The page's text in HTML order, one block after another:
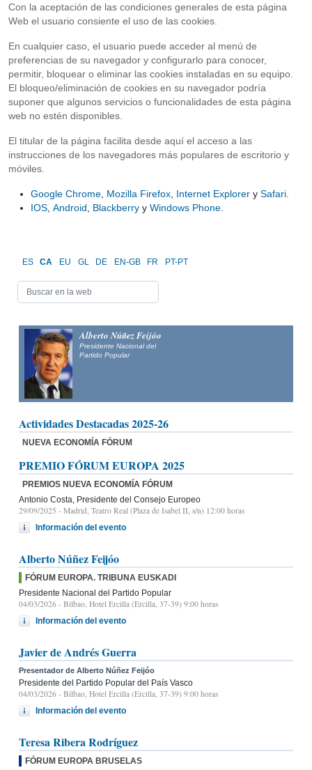
Con la aceptación de las condiciones generales de esta página
Web el usuario consiente el uso de las cookies.
En cualquier caso, el usuario puede acceder al menú de
preferencias de su navegador y configurarlo para conocer,
permitir, bloquear o eliminar las cookies instaladas en su equipo.
El bloqueo/eliminación de cookies en su navegador podría
suponer que algunos servicios o funcionalidades de esta página
web no estén disponibles.
El titular de la página facilita desde aquí el acceso a las
instrucciones de los navegadores más populares de escritorio y
móviles.
Google Chrome Mozilla Firefox Internet Explorer y Safari.
IOS Android Blackberry y Windows Phone
ES CA EU GL DE EN-GB FR PT-PT
Alberto Núñez Feijóo
Presidente Nacional del
Partido Popular
Actividades Destacadas 2025-26
NUEVA ECONOMÍA FÓRUM
PREMIO FÓRUM EUROPA 2025
PREMIOS NUEVA ECONOMÍA FÓRUM
Antonio Costa, Presidente del Consejo Europeo
29/09/2025 - Madrid, Teatro Real (Plaza de Isabel II, s/n) 12:00 horas
Información del evento
Alberto Núñez Feijóo
FÓRUM EUROPA. TRIBUNA EUSKADI
Presidente Nacional del Partido Popular
04/03/2026 - Bilbao, Hotel Ercilla (Ercilla, 37-39) 9:00 horas
Información del evento
Javier de Andrés Guerra
Presentador de Alberto Núñez Feijóo
Presidente del Partido Popular del País Vasco
04/03/2026 - Bilbao, Hotel Ercilla (Ercilla, 37-39) 9:00 horas
Información del evento
Teresa Ribera Rodríguez
FÓRUM EUROPA BRUSELAS